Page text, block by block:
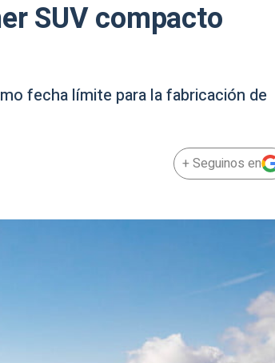
SUV compacto
fecha límite para la fabricación de
+ Seguinos en